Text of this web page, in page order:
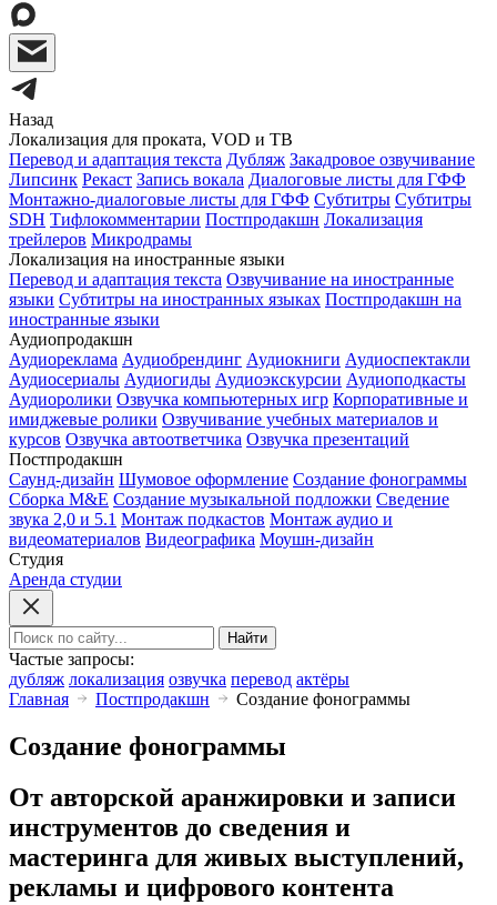
Назад
Локализация для проката, VOD и ТВ
Перевод и адаптация текста Дубляж Закадровое озвучивание
Липсинк Рекаст Запись вокала Диалоговые листы для ГФФ
Монтажно-диалоговые листы для ГФФ Субтитры Субтитры
SDH Тифлокомментарии Постпродакшн Локализация
трейлеров Микродрамы
Локализация на иностранные языки
Перевод и адаптация текста Озвучивание на иностранные
языки Субтитры на иностранных языках Постпродакшн на
иностранные языки
Аудиопродакшн
Аудиореклама Аудиобрендинг Аудиокниги Аудиоспектакли
Аудиосериалы Аудиогиды Аудиоэкскурсии Аудиоподкасты
Аудиоролики Озвучка компьютерных игр Корпоративные и
имиджевые ролики Озвучивание учебных материалов и
курсов Озвучка автоответчика Озвучка презентаций
Постпродакшн
Саунд-дизайн Шумовое оформление Создание фонограммы
Сборка M&E Создание музыкальной подложки Сведение
звука 2,0 и 5.1 Монтаж подкастов Монтаж аудио и
видеоматериалов Видеографика Моушн-дизайн
Студия
Аренда студии
Найти
Частые запросы:
дубляж локализация озвучка перевод актёры
Главная
Постпродакшн Создание фонограммы
Создание фонограммы
От авторской аранжировки и записи
инструментов до сведения и
мастеринга для живых выступлений,
рекламы и цифрового контента